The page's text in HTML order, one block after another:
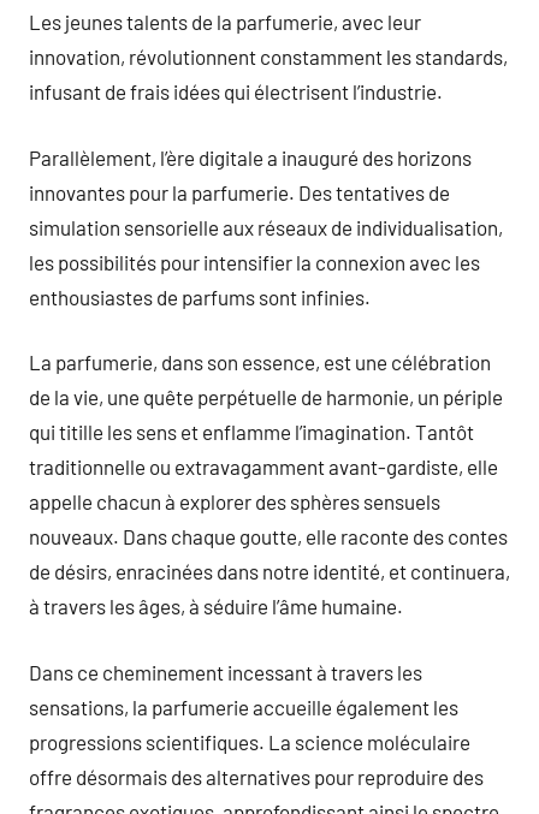
Les jeunes talents de la parfumerie, avec leur
innovation, révolutionnent constamment les standards,
infusant de frais idées qui électrisent l’industrie.
Parallèlement, l’ère digitale a inauguré des horizons
innovantes pour la parfumerie. Des tentatives de
simulation sensorielle aux réseaux de individualisation,
les possibilités pour intensifier la connexion avec les
enthousiastes de parfums sont infinies.
La parfumerie, dans son essence, est une célébration
de la vie, une quête perpétuelle de harmonie, un périple
qui titille les sens et enflamme l’imagination. Tantôt
traditionnelle ou extravagamment avant-gardiste, elle
appelle chacun à explorer des sphères sensuels
nouveaux. Dans chaque goutte, elle raconte des contes
de désirs, enracinées dans notre identité, et continuera,
à travers les âges, à séduire l’âme humaine.
Dans ce cheminement incessant à travers les
sensations, la parfumerie accueille également les
progressions scientifiques. La science moléculaire
offre désormais des alternatives pour reproduire des